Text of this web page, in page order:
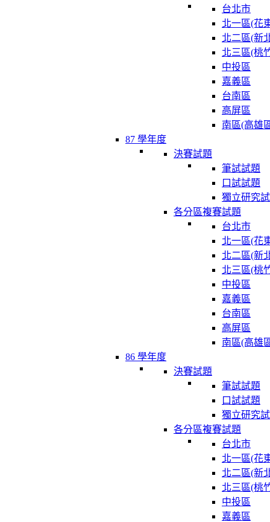
台北市
北一區(花
北二區(新
北三區(桃
中投區
嘉義區
台南區
高屏區
南區(高雄
87 學年度
決賽試題
筆試試題
口試試題
獨立研究
各分區複賽試題
台北市
北一區(花
北二區(新
北三區(桃
中投區
嘉義區
台南區
高屏區
南區(高雄
86 學年度
決賽試題
筆試試題
口試試題
獨立研究
各分區複賽試題
台北市
北一區(花
北二區(新
北三區(桃
中投區
嘉義區